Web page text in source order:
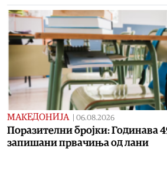
МАКЕДОНИЈА 06.08.2026
Поразителни бројки: Годинава
запишани првачиња од лани